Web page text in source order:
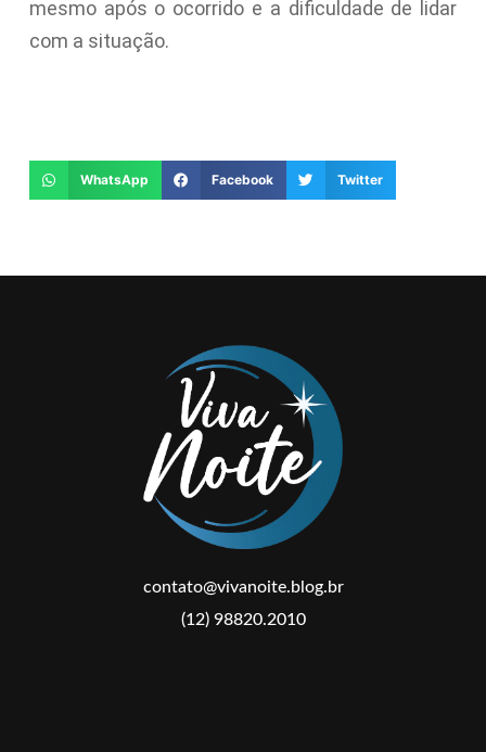
mesmo após o ocorrido e a dificuldade de lidar
com a situação.
WhatsApp Facebook Twitter
contato@vivanoite.blog.br
(12) 98820.2010